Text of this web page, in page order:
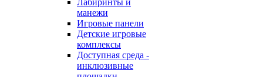
Лабиринты и
манежи
Игровые панели
Детские игровые
комплексы
Доступная среда -
инклюзивные